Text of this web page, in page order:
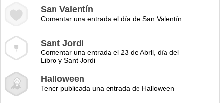
San Valentín
Comentar una entrada el día de San Valentín
Sant Jordi
Comentar una entrada el 23 de Abril, día del
Libro y Sant Jordi
Halloween
Tener publicada una entrada de Halloween